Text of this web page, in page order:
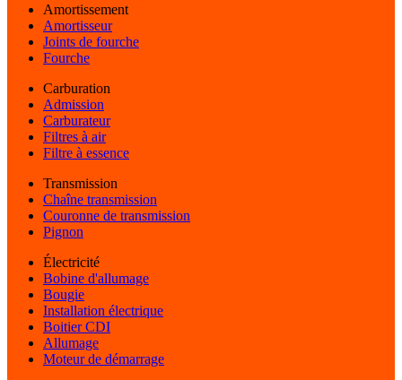
Amortissement
Amortisseur
Joints de fourche
Fourche
Carburation
Admission
Carburateur
Filtres à air
Filtre à essence
Transmission
Chaîne transmission
Couronne de transmission
Pignon
Électricité
Bobine d'allumage
Bougie
Installation électrique
Boitier CDI
Allumage
Moteur de démarrage